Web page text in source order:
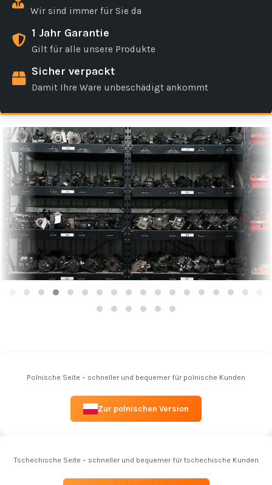
Wir sind immer für Sie da
1 Jahr Garantie
Gilt für alle unsere Produkte
Sicher verpackt
Damit Ihre Ware unbeschädigt ankommt
‹ ›
Polnische Seite – schneller und bequemer für polnische Kunden
Zur polnischen Version
Tschechische Seite – schneller und bequemer für tschechische Kunden